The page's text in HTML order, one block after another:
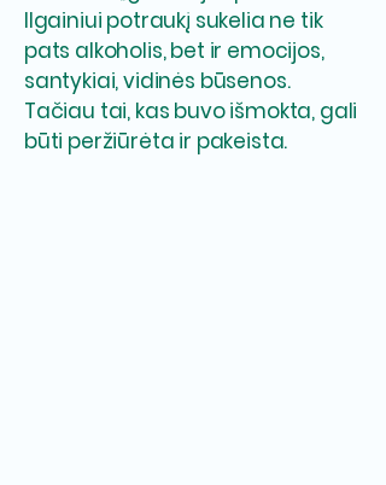
Ilgainiui potraukį sukelia ne tik
pats alkoholis, bet ir emocijos,
santykiai, vidinės būsenos.
Tačiau tai, kas buvo išmokta, gali
būti peržiūrėta ir pakeista.